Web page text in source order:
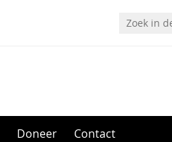
Doneer Contact